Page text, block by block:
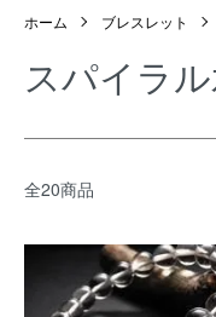
ホーム ブレスレット
スパイラル
全20商品